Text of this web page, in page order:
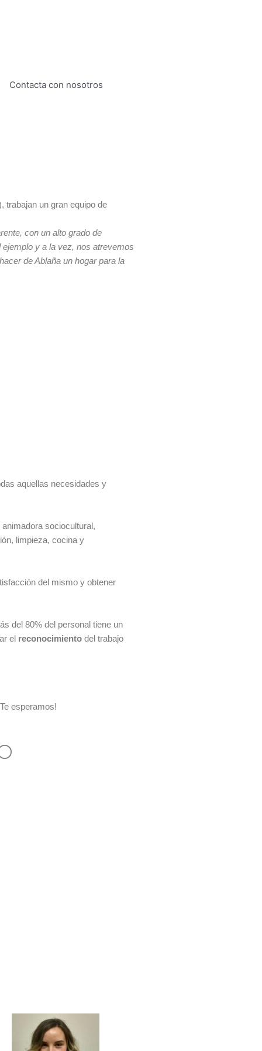
Contacta con nosotros
trabajan un gran equipo de
con un alto grado de
y a la vez, nos atrevemos
de Ablaña un hogar para la
aquellas necesidades y
sociocultural,
limpieza, cocina y
del mismo y obtener
del 80% del personal tiene un
el reconocimiento del trabajo
esperamos!